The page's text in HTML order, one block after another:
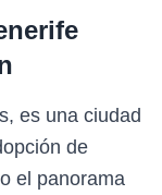
es una ciudad
de
el panorama